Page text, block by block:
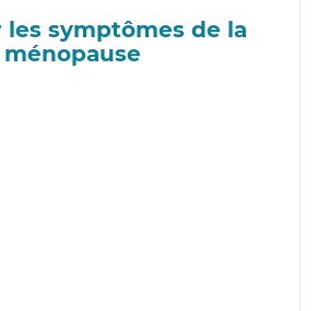
symptômes de la
ménopause